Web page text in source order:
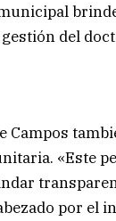
del
Campos
«Este
por el